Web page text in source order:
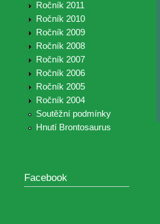
Ročník 2011
Ročník 2010
Ročník 2009
Ročník 2008
Ročník 2007
Ročník 2006
Ročník 2005
Ročník 2004
Soutěžní podmínky
Hnutí Brontosaurus
Facebook